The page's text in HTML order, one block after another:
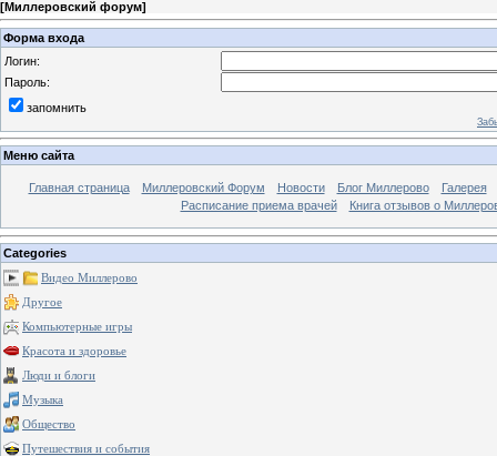
[Миллеровский форум]
Форма входа
Логин:
Пароль:
запомнить
Меню сайта
Главная страница Миллеровский Форум Новости Блог Миллерово
Галерея
Расписание приема врачей
Книга отзывов о
Categories
Видео Миллерово
Другое
Компьютерные игры
Красота и здоровье
Люди и блоги
Музыка
Общество
Путешествия и события